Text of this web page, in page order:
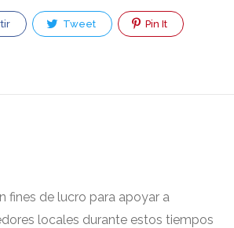
Tweet Pin It
fines de lucro para apoyar a
locales durante estos tiempos